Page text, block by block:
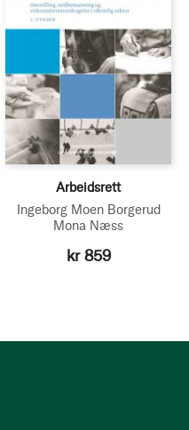
Arbeidsrett
Ingeborg Moen Borgerud
Mona Næss
kr 859